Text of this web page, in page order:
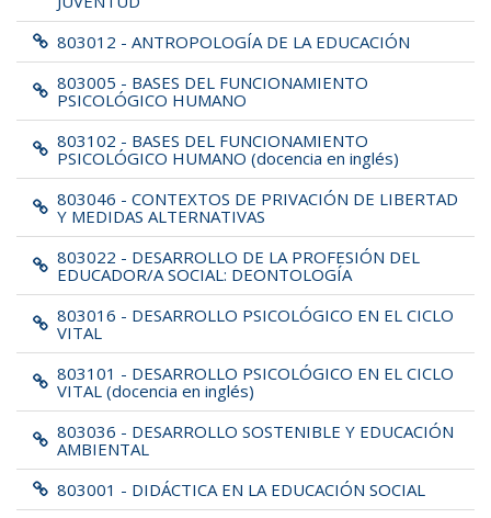
803012 - ANTROPOLOGÍA DE LA EDUCACIÓN
803005 - BASES DEL FUNCIONAMIENTO
PSICOLÓGICO HUMANO
803102 - BASES DEL FUNCIONAMIENTO
PSICOLÓGICO HUMANO (docencia en inglés)
803046 - CONTEXTOS DE PRIVACIÓN DE LIBERTAD
Y MEDIDAS ALTERNATIVAS
803022 - DESARROLLO DE LA PROFESIÓN DEL
EDUCADOR/A SOCIAL: DEONTOLOGÍA
803016 - DESARROLLO PSICOLÓGICO EN EL CICLO
VITAL
803101 - DESARROLLO PSICOLÓGICO EN EL CICLO
VITAL (docencia en inglés)
803036 - DESARROLLO SOSTENIBLE Y EDUCACIÓN
AMBIENTAL
803001 - DIDÁCTICA EN LA EDUCACIÓN SOCIAL